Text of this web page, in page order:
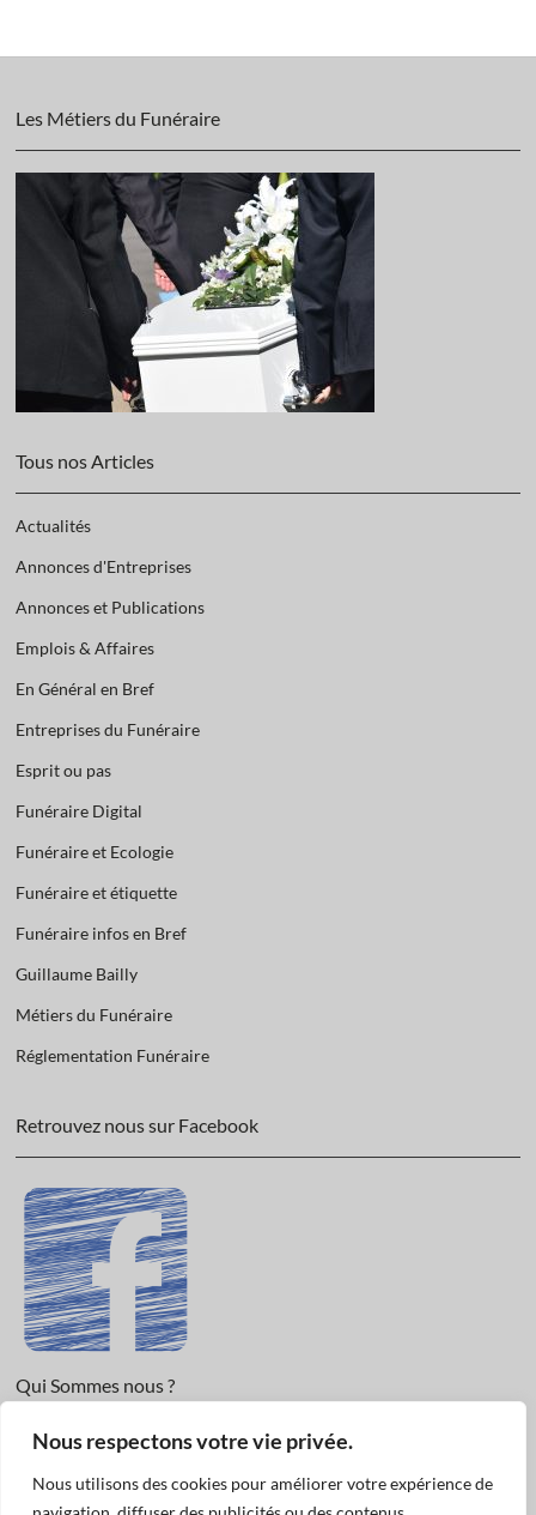
Nous respectons votre vie privée.
Nous utilisons des cookies pour améliorer votre expérience de
Les Métiers du Funéraire
Tous nos Articles
Actualités
Annonces d'Entreprises
Annonces et Publications
Emplois & Affaires
En Général en Bref
Entreprises du Funéraire
Esprit ou pas
Funéraire Digital
Funéraire et Ecologie
Funéraire et étiquette
Funéraire infos en Bref
Guillaume Bailly
Métiers du Funéraire
Réglementation Funéraire
Retrouvez nous sur Facebook
Qui Sommes nous ?
Informations légales et Protection des données.
Nous Contacter